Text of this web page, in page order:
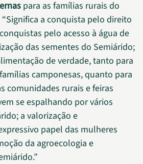
para as famílias rurais do
a conquista pelo direito
pelo acesso à água de
das sementes do Semiárido;
de verdade, tanto para
camponesas, quanto para
comunidades rurais e feiras
se espalhando por vários
a valorização e
papel das mulheres
da agroecologia e